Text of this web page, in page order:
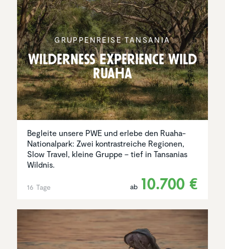
GRUPPEN­REISE TANSANIA
Wilder­ness Experi­ence Wild
Ruaha
Begleite unsere PWE und erlebe den Ruaha-
Nationalpark: Zwei kontrastreiche Regionen,
Slow Travel, kleine Gruppe – tief in Tansanias
Wildnis.
16 Tage ab 10.700 €